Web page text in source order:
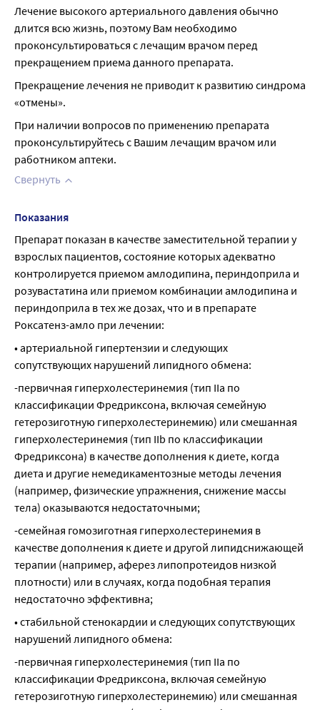
Лечение высокого артериального давления обычно
длится всю жизнь, поэтому Вам необходимо
проконсультироваться с лечащим врачом перед
прекращением приема данного препарата.
Прекращение лечения не приводит к развитию синдрома
«отмены».
При наличии вопросов по применению препарата
проконсультируйтесь с Вашим лечащим врачом или
работником аптеки.
Свернуть
Показания
Препарат показан в качестве заместительной терапии у
взрослых пациентов, состояние которых адекватно
контролируется приемом амлодипина, периндоприла и
розувастатина или приемом комбинации амлодипина и
периндоприла в тех же дозах, что и в препарате
Роксатенз-амло при лечении:
• артериальной гипертензии и следующих
сопутствующих нарушений липидного обмена:
-первичная гиперхолестеринемия (тип IIa по
классификации Фредриксона, включая семейную
гетерозиготную гиперхолестеринемию) или смешанная
гиперхолестеринемия (тип IIb по классификации
Фредриксона) в качестве дополнения к диете, когда
диета и другие немедикаментозные методы лечения
(например, физические упражнения, снижение массы
тела) оказываются недостаточными;
-семейная гомозиготная гиперхолестеринемия в
качестве дополнения к диете и другой липидснижающей
терапии (например, аферез липопротеидов низкой
плотности) или в случаях, когда подобная терапия
недостаточно эффективна;
• стабильной стенокардии и следующих сопутствующих
нарушений липидного обмена:
-первичная гиперхолестеринемия (тип IIa по
классификации Фредриксона, включая семейную
гетерозиготную гиперхолестеринемию) или смешанная